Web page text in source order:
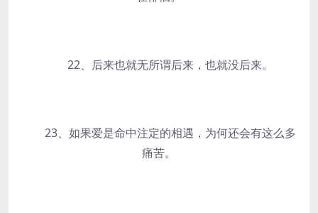
22、后来也就无所谓后来，也就没后来。
23、如果爱是命中注定的相遇，为何还会有这么多
痛苦。